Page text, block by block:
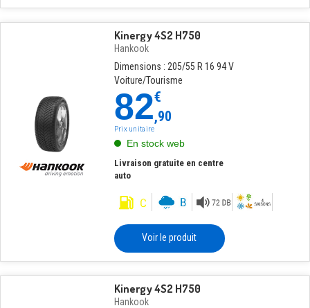
Kinergy 4S2 H750
Hankook
Dimensions : 205/55 R 16 94 V
Voiture/Tourisme
82€
,90
Prix unitaire
En stock web
Livraison gratuite en centre
auto
Voir le produit
Kinergy 4S2 H750
Hankook